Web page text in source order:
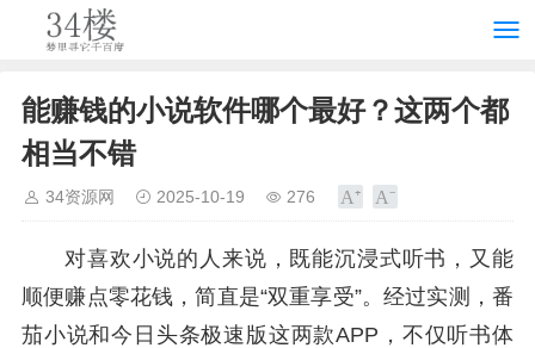
能赚钱的小说软件哪个最好？这两个都
相当不错
34资源网 2025-10-19 276
对喜欢小说的人来说，既能沉浸式听书，又能
顺便赚点零花钱，简直是“双重享受”。经过实测，番
茄小说和今日头条极速版这两款APP，不仅听书体